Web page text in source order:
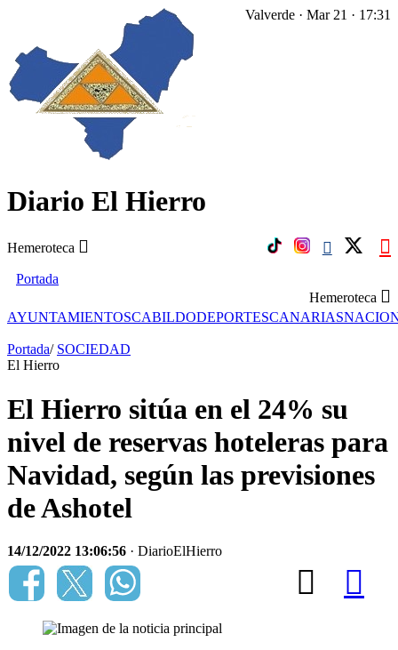
Diario El Hierro
Hemeroteca
Valverde · Mar 21 · 17:31
Portada
Hemeroteca
AYUNTAMIENTOSCABILDODEPORTESCANARIAS
Portada/ SOCIEDAD
El Hierro
El Hierro sitúa en el 24% su
nivel de reservas hoteleras para
Navidad, según las previsiones
de Ashotel
14/12/2022 13:06:56 · DiarioElHierro